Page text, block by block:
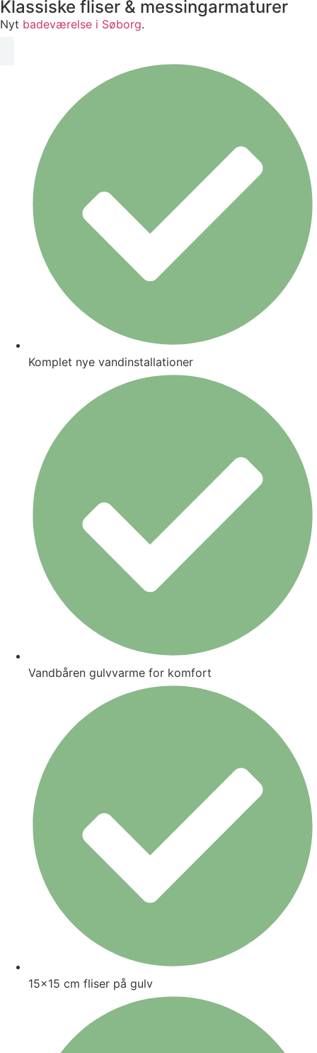
Klassiske fliser & messingarmaturer
Nyt badeværelse i Søborg.
Komplet nye vandinstallationer
Vandbåren gulvvarme for komfort
15x15 cm fliser på gulv